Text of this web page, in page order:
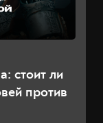
стоит ли
против